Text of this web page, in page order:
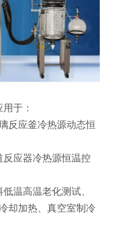
于：
反应釜冷热源动态恒
应器冷热源恒温控
温高温老化测试、
却加热、真空室制冷